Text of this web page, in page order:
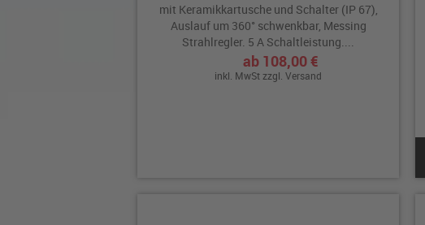
mit Keramikkartusche und Schalter (IP 67),
Auslauf um 360° schwenkbar, Messing
Strahlregler. 5 A Schaltleistung....
ab 108,00 €
inkl. MwSt zzgl.Versand